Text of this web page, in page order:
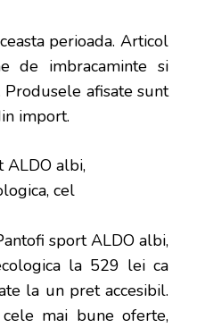
perioada. Articol
de imbracaminte si
Produsele afisate sunt
import.
sport ALDO albi,
la 529 lei ca
la un pret accesibil.
mai bune oferte,